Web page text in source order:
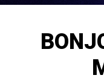
Audios
Spectacles